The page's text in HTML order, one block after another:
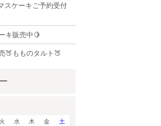
スケーキご予約受付
キ販売中🍋
🍑もものタルト🍑
火 水 木 金
土